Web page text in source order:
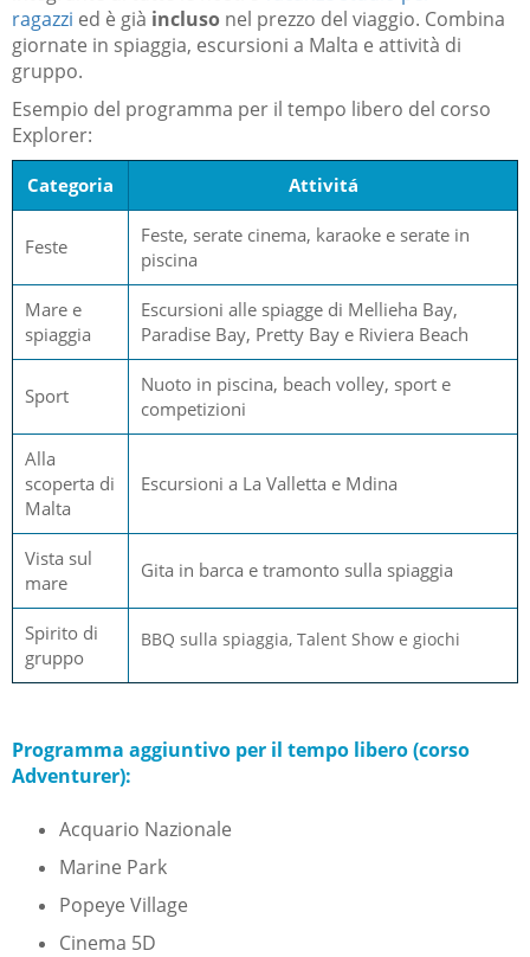
ragazzi ed è già incluso nel prezzo del viaggio. Combina
giornate in spiaggia, escursioni a Malta e attività di
gruppo.
Esempio del programma per il tempo libero del corso
Explorer:
Categoria Attivitá
Feste
Feste, serate cinema, karaoke e serate in
piscina
Mare e
spiaggia
Escursioni alle spiagge di Mellieha Bay,
Paradise Bay, Pretty Bay e Riviera Beach
Sport
Nuoto in piscina, beach volley, sport e
competizioni
Alla
scoperta di
Malta
Escursioni a La Valletta e Mdina
Vista sul
mare
Gita in barca e tramonto sulla spiaggia
Spirito di
gruppo
BBQ sulla spiaggia, Talent Show e giochi
Programma aggiuntivo per il tempo libero (corso
Adventurer):
Acquario Nazionale
Marine Park
Popeye Village
Cinema 5D